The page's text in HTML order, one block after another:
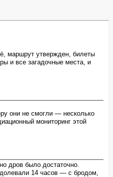
маршрут утвержден, билеты
и все загадочные места, и
они не смогли — несколько
мониторинг этой
дров было достаточно.
14 часов — с бродом,